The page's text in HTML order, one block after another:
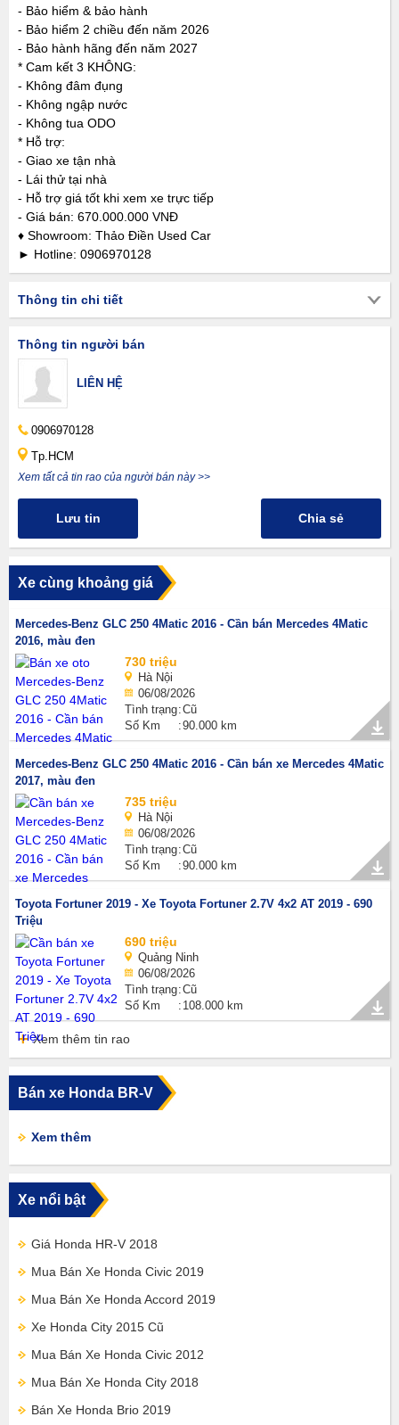
- Bảo hiểm & bảo hành
- Bảo hiểm 2 chiều đến năm 2026
- Bảo hành hãng đến năm 2027
* Cam kết 3 KHÔNG:
- Không đâm đụng
- Không ngập nước
- Không tua ODO
* Hỗ trợ:
- Giao xe tận nhà
- Lái thử tại nhà
- Hỗ trợ giá tốt khi xem xe trực tiếp
- Giá bán: 670.000.000 VNĐ
♦ Showroom: Thảo Điền Used Car
► Hotline: 0906970128
Thông tin chi tiết
Thông tin người bán
LIÊN HỆ
0906970128
Tp.HCM
Xem tất cả tin rao của người bán này >>
Lưu tin Chia sẻ
Xe cùng khoảng giá
Mercedes-Benz GLC 250 4Matic 2016 - Cần bán Mercedes 4Matic
2016, màu đen
730 triệu
Hà Nội
06/08/2026
Tình trạng Cũ
Số Km
90.000 km
Mercedes-Benz GLC 250 4Matic 2016 - Cần bán xe Mercedes 4Matic
2017, màu đen
735 triệu
Hà Nội
06/08/2026
Tình trạng Cũ
Số Km
90.000 km
Toyota Fortuner 2019 - Xe Toyota Fortuner 2.7V 4x2 AT 2019 - 690
Triệu
690 triệu
Quảng Ninh
06/08/2026
Tình trạng Cũ
Số Km
108.000 km
Xem thêm tin rao
Bán xe Honda BR-V
Xem thêm
Xe nổi bật
Giá Honda HR-V 2018
Mua Bán Xe Honda Civic 2019
Mua Bán Xe Honda Accord 2019
Xe Honda City 2015 Cũ
Mua Bán Xe Honda Civic 2012
Mua Bán Xe Honda City 2018
Bán Xe Honda Brio 2019